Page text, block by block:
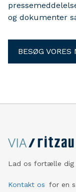
og dokumenter
BESØG VORES
Lad os fortælle dig
Kontakt os for en